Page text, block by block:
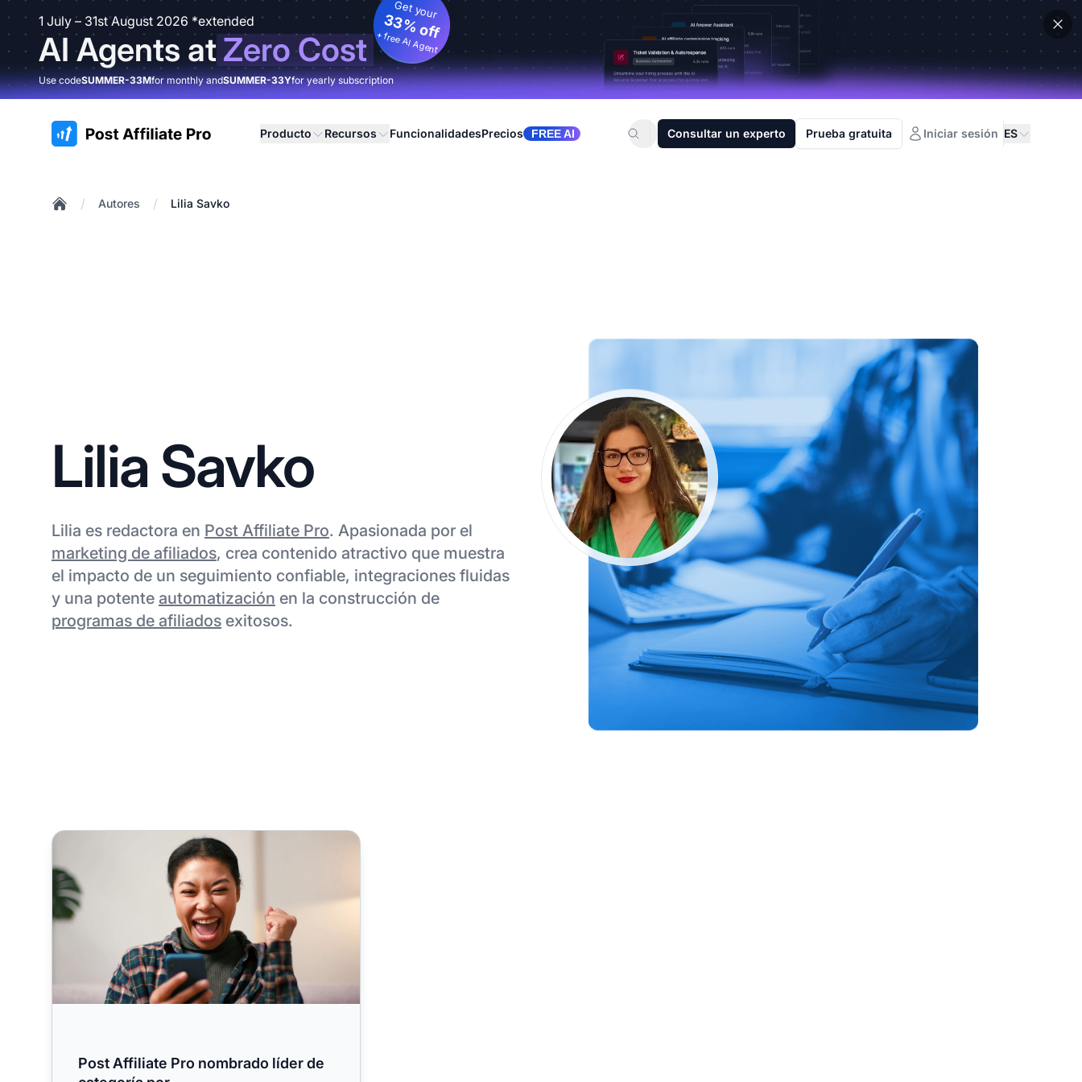
1 July – 31st August 2026 *extended
AI Agents atZero Cost
Get your
33% off
+ free AI Agent
Use codeSUMMER-33Mfor monthly andSUMMER-33Yfor yearly subscription
:site.title Producto Recursos FuncionalidadesPrecios FREE AI Consultar un experto Prueba gratuita Iniciar sesión ES
/ Autores / Lilia Savko
Lilia Savko
Lilia es redactora en Post Affiliate Pro. Apasionada por el
marketing de afiliados, crea contenido atractivo que muestra
el impacto de un seguimiento confiable, integraciones fluidas
y una potente automatización en la construcción de
programas de afiliados exitosos.
Post Affiliate Pro nombrado líder de categoría por
Post Affiliate Pro nombrado líder de